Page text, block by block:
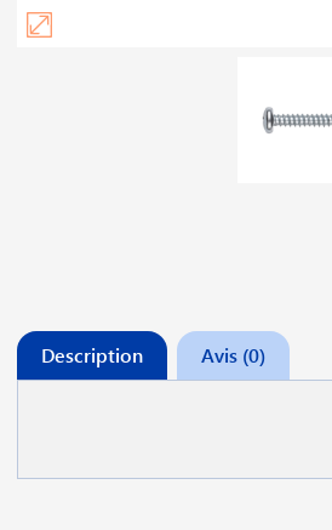
Description Avis (0)